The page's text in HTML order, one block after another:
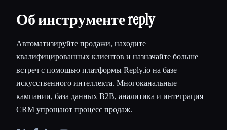
Об инструменте reply
Автоматизируйте продажи, находите
квалифицированных клиентов и назначайте больше
встреч с помощью платформы Reply.io на базе
искусственного интеллекта. Многоканальные
кампании, база данных B2B, аналитика и интеграция
CRM упрощают процесс продаж.